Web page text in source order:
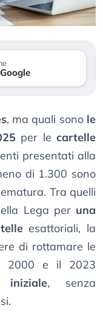
, ma quali sono le
per lecartelle
presentati alla
di 1.300 sono
Tra quelli
Lega per una
esattoriali, la
di rottamare le
2000 e il 2023
, senza